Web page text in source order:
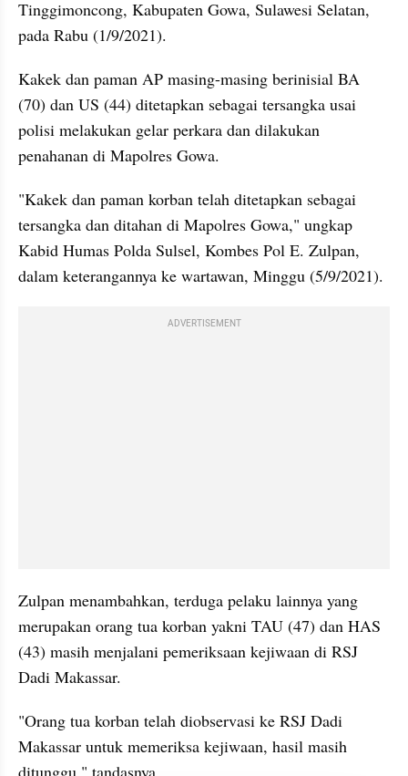
Tinggimoncong, Kabupaten Gowa, Sulawesi Selatan,
pada Rabu (1/9/2021).
Kakek dan paman AP masing-masing berinisial BA
(70) dan US (44) ditetapkan sebagai tersangka usai
polisi melakukan gelar perkara dan dilakukan
penahanan di Mapolres Gowa.
"Kakek dan paman korban telah ditetapkan sebagai
tersangka dan ditahan di Mapolres Gowa," ungkap
Kabid Humas Polda Sulsel, Kombes Pol E. Zulpan,
dalam keterangannya ke wartawan, Minggu (5/9/2021).
ADVERTISEMENT
Zulpan menambahkan, terduga pelaku lainnya yang
merupakan orang tua korban yakni TAU (47) dan HAS
(43) masih menjalani pemeriksaan kejiwaan di RSJ
Dadi Makassar.
"Orang tua korban telah diobservasi ke RSJ Dadi
Makassar untuk memeriksa kejiwaan, hasil masih
ditunggu," tandasnya.